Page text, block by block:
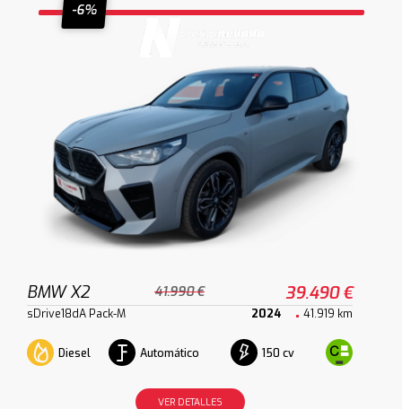
-6%
BMW X2 41.990 € 39.490 €
sDrive18dA Pack-M 2024 41.919 km
Diesel Automático 150 cv
VER DETALLES